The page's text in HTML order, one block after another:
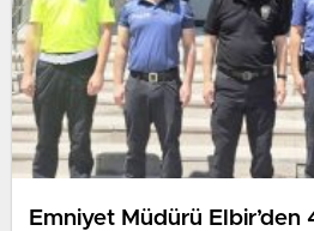
Emniyet Müdürü Elbir’den